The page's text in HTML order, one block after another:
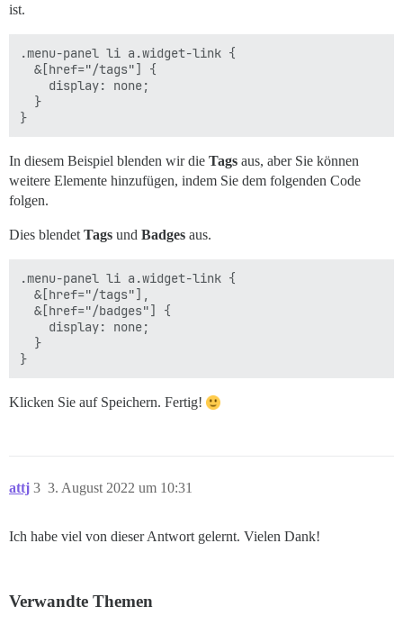
ist.
.menu-panel li a.widget-link {
  &[href="/tags"] {
    display: none;
  }
In diesem Beispiel blenden wir die Tags aus, aber Sie können
weitere Elemente hinzufügen, indem Sie dem folgenden Code
folgen.
Dies blendet Tags und Badges aus.
.menu-panel li a.widget-link {
  &[href="/tags"],
  &[href="/badges"] {
    display: none;
  }
Klicken Sie auf Speichern. Fertig!
attj 3. August 2022 um 10:31
3
Ich habe viel von dieser Antwort gelernt. Vielen Dank!
Verwandte Themen